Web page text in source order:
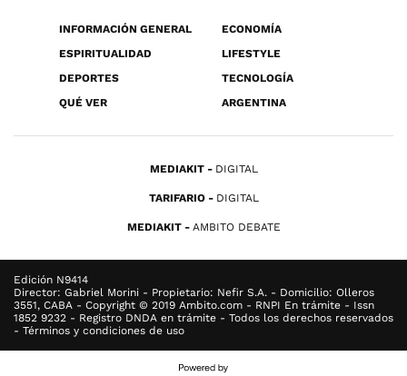
INFORMACIÓN GENERAL
ECONOMÍA
ESPIRITUALIDAD
LIFESTYLE
DEPORTES
TECNOLOGÍA
QUÉ VER
ARGENTINA
MEDIAKIT DIGITAL
TARIFARIO DIGITAL
MEDIAKIT AMBITO DEBATE
Edición N9414
Director: Gabriel Morini - Propietario: Nefir S.A. - Domicilio: Olleros
3551, CABA - Copyright © 2019 Ambito.com - RNPI En trámite - Issn
1852 9232 - Registro DNDA en trámite - Todos los derechos reservados
- Términos y condiciones de uso